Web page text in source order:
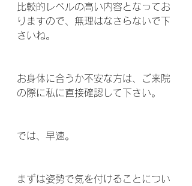
比較的レベルの高い内容となってお
りますので、無理はなさらないで下
さいね。
お身体に合うか不安な方は、ご来院
の際に私に直接確認して下さい。
では、早速。
まずは姿勢で気を付けることについ